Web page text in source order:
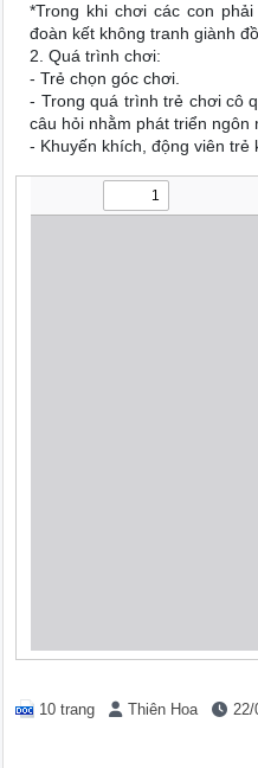
*Trong khi chơi các con
đoàn kết không tranh giành
2. Quá trình chơi:
- Trẻ chọn góc chơi.
- Trong quá trình trẻ chơi cô
câu hỏi nhằm phát triển ngôn
- Khuyến khích, động viên trẻ
10 trang Thiên Hoa 22/